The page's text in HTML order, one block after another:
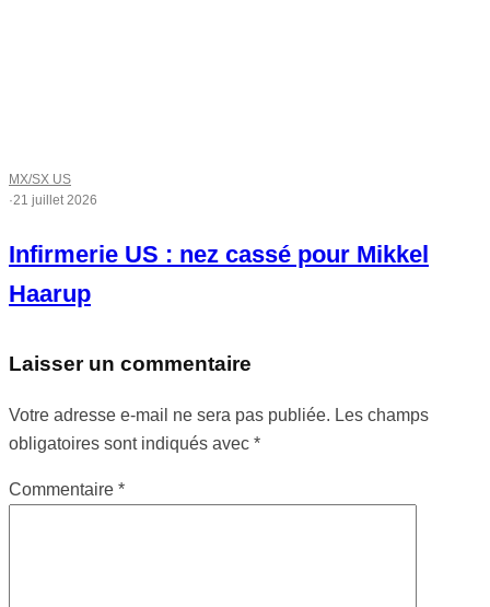
MX/SX US
·21 juillet 2026
Infirmerie US : nez cassé pour Mikkel
Haarup
Laisser un commentaire
Votre adresse e-mail ne sera pas publiée. Les champs
obligatoires sont indiqués avec *
Commentaire *